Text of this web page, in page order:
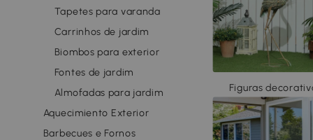
Tapetes para varanda
Carrinhos de jardim
Biombos para exterior
Fontes de jardim
Almofadas para jardim
Aquecimiento Exterior
Barbecues e Fornos
Figuras